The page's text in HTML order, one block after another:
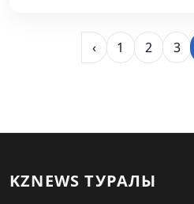
‹ 1 2 3
KZNEWS ТУРАЛЫ